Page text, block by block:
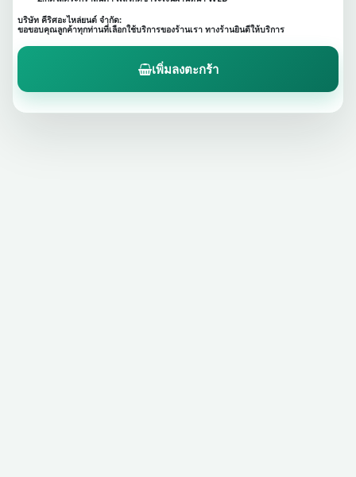
บริษัท คีริศอะไหล่ยนต์ จำกัด:
ขอขอบคุณลูกค้าทุกท่านที่เลือกใช้บริการของร้านเรา ทางร้านยินดีให้บริการ
เพิ่มลงตะกร้า